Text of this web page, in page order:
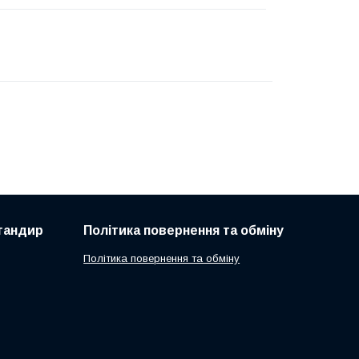
Політика повернення та обміну
Політика повернення та обміну